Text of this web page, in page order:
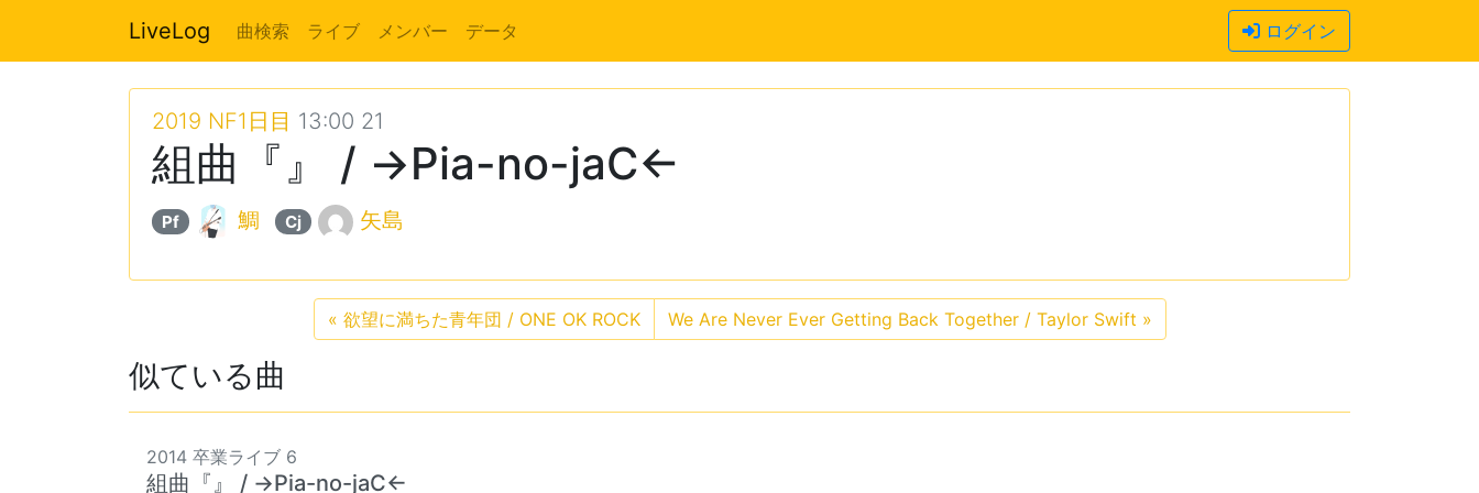
LiveLog 曲検索 ライブ メンバー データ ログイン
2019 NF1日目 13:00 21
組曲『』 / →Pia-no-jaC←
Pf 鯛 Cj 矢島
« 欲望に満ちた青年団 / ONE OK ROCK We Are Never Ever Getting Back Together / Taylor Swift »
似ている曲
2014 卒業ライブ 6
組曲『』 / →Pia-no-jaC←